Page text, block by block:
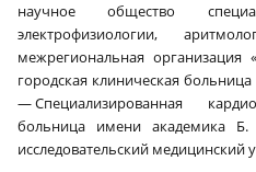
научное общество
электрофизиологии,
межрегиональная организация
городская клиническая
— Специализированная
больница имени академика
исследовательский медицинский